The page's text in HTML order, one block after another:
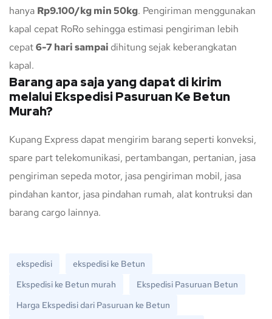
hanya Rp9.100/kg min 50kg. Pengiriman menggunakan
kapal cepat RoRo sehingga estimasi pengiriman lebih
cepat6-7 hari sampai dihitung sejak keberangkatan
kapal.
Barang apa saja yang dapat di kirim
melalui Ekspedisi Pasuruan Ke Betun
Murah?
Kupang Express dapat mengirim barang seperti konveksi,
spare part telekomunikasi, pertambangan, pertanian, jasa
pengiriman sepeda motor, jasa pengiriman mobil, jasa
pindahan kantor, jasa pindahan rumah, alat kontruksi dan
barang cargo lainnya.
ekspedisi
ekspedisi ke Betun
Ekspedisi ke Betun murah
Ekspedisi Pasuruan Betun
Harga Ekspedisi dari Pasuruan ke Betun